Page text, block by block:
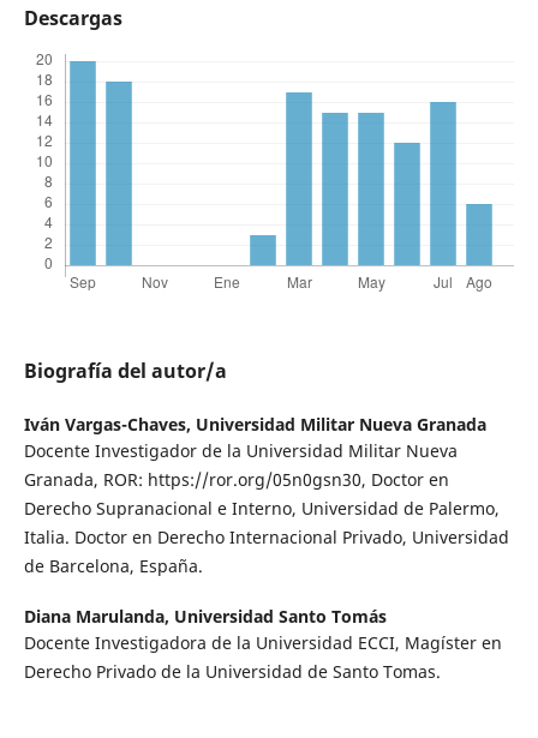
Descargas
Biografía del autor/a
Iván Vargas-Chaves, Universidad Militar Nueva Granada
Docente Investigador de la Universidad Militar Nueva
Granada, ROR: https://ror.org/05n0gsn30, Doctor en
Derecho Supranacional e Interno, Universidad de Palermo,
Italia. Doctor en Derecho Internacional Privado, Universidad
de Barcelona, España.
Diana Marulanda, Universidad Santo Tomás
Docente Investigadora de la Universidad ECCI, Magíster en
Derecho Privado de la Universidad de Santo Tomas.